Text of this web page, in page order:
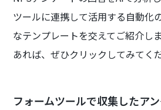
ツールに連携して活用する自動化
なテンプレートを交えてご紹介し
あれば、ぜひクリックしてみてく
フォームツールで収集したア